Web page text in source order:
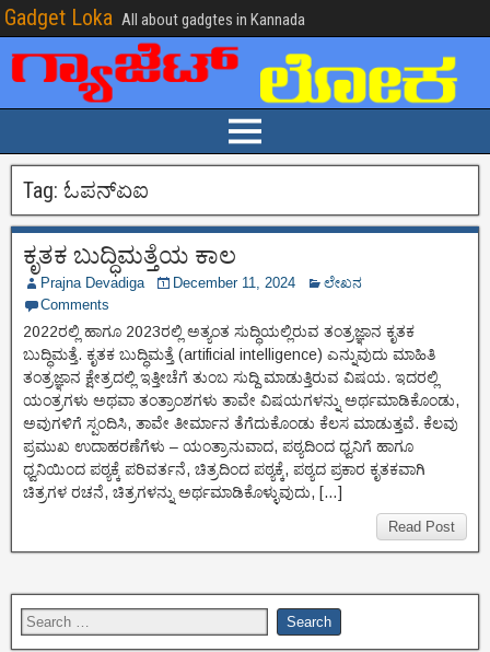
Gadget Loka All about gadgtes in Kannada
Tag: ಓಪನ್‌ಏಐ
ಕೃತಕ ಬುದ್ಧಿಮತ್ತೆಯ ಕಾಲ
Prajna Devadiga December 11, 2024
ಲೇಖನ
Comments
2022ರಲ್ಲಿ ಹಾಗೂ 2023ರಲ್ಲಿ ಅತ್ಯಂತ ಸುದ್ಧಿಯಲ್ಲಿರುವ ತಂತ್ರಜ್ಞಾನ ಕೃತಕ
ಬುದ್ಧಿಮತ್ತೆ. ಕೃತಕ ಬುದ್ಧಿಮತ್ತೆ (artificial intelligence) ಎನ್ನುವುದು ಮಾಹಿತಿ
ತಂತ್ರಜ್ಞಾನ ಕ್ಷೇತ್ರದಲ್ಲಿ ಇತ್ತೀಚೆಗೆ ತುಂಬ ಸುದ್ದಿ ಮಾಡುತ್ತಿರುವ ವಿಷಯ. ಇದರಲ್ಲಿ
ಯಂತ್ರಗಳು ಅಥವಾ ತಂತ್ರಾಂಶಗಳು ತಾವೇ ವಿಷಯಗಳನ್ನು ಅರ್ಥಮಾಡಿಕೊಂಡು,
ಅವುಗಳಿಗೆ ಸ್ಪಂದಿಸಿ, ತಾವೇ ತೀರ್ಮಾನ ತೆಗೆದುಕೊಂಡು ಕೆಲಸ ಮಾಡುತ್ತವೆ. ಕೆಲವು
ಪ್ರಮುಖ ಉದಾಹರಣೆಗೆಳು – ಯಂತ್ರಾನುವಾದ, ಪಠ್ಯದಿಂದ ಧ್ವನಿಗೆ ಹಾಗೂ
ಧ್ವನಿಯಿಂದ ಪಠ್ಯಕ್ಕೆ ಪರಿವರ್ತನೆ, ಚಿತ್ರದಿಂದ ಪಠ್ಯಕ್ಕೆ, ಪಠ್ಯದ ಪ್ರಕಾರ ಕೃತಕವಾಗಿ
ಚಿತ್ರಗಳ ರಚನೆ, ಚಿತ್ರಗಳನ್ನು ಅರ್ಥಮಾಡಿಕೊಳ್ಳುವುದು, […]
Read Post